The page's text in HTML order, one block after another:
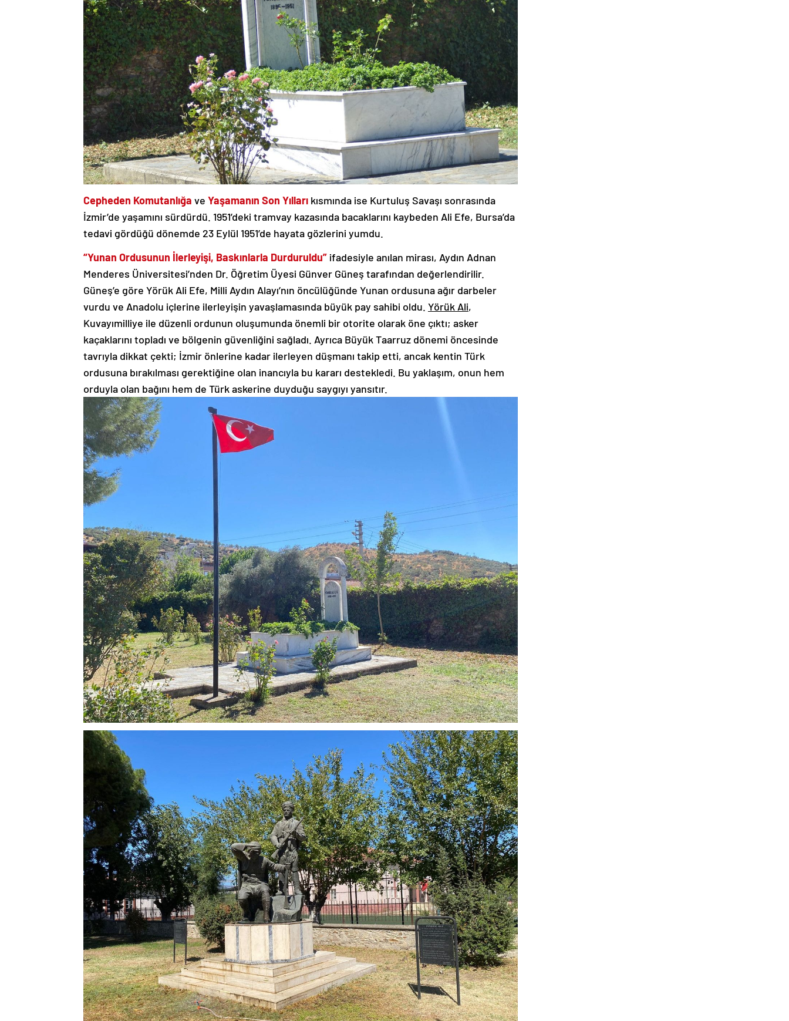
Cepheden Komutanlığa ve Yaşamanın Son Yılları kısmında ise Kurtuluş Savaşı sonrasında
İzmir’de yaşamını sürdürdü. 1951’deki tramvay kazasında bacaklarını kaybeden Ali Efe, Bursa’da
tedavi gördüğü dönemde 23 Eylül 1951’de hayata gözlerini yumdu.
“Yunan Ordusunun İlerleyişi, Baskınlarla Durduruldu” ifadesiyle anılan mirası, Aydın Adnan
Menderes Üniversitesi’nden Dr. Öğretim Üyesi Günver Güneş tarafından değerlendirilir.
Güneş’e göre Yörük Ali Efe, Milli Aydın Alayı’nın öncülüğünde Yunan ordusuna ağır darbeler
vurdu ve Anadolu içlerine ilerleyişin yavaşlamasında büyük pay sahibi oldu. Yörük Ali,
Kuvayımilliye ile düzenli ordunun oluşumunda önemli bir otorite olarak öne çıktı; asker
kaçaklarını topladı ve bölgenin güvenliğini sağladı. Ayrıca Büyük Taarruz dönemi öncesinde
tavrıyla dikkat çekti; İzmir önlerine kadar ilerleyen düşmanı takip etti, ancak kentin Türk
ordusuna bırakılması gerektiğine olan inancıyla bu kararı destekledi. Bu yaklaşım, onun hem
orduyla olan bağını hem de Türk askerine duyduğu saygıyı yansıtır.